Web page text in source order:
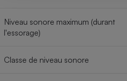
Niveau sonore maximum (durant
l'essorage)
Classe de niveau sonore